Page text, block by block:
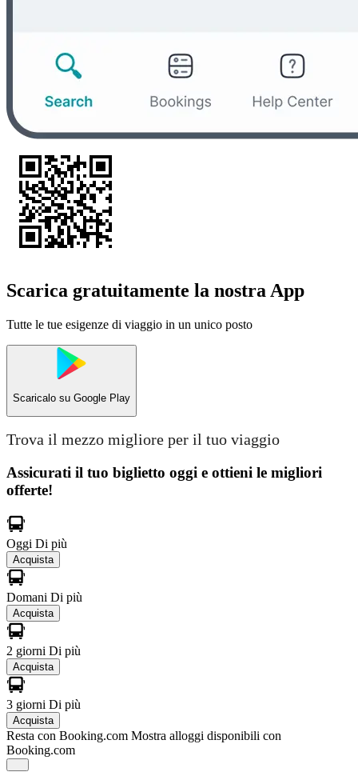
Scarica gratuitamente la nostra App
Tutte le tue esigenze di viaggio in un unico posto
Scaricalo su Google Play
Trova il mezzo migliore per il tuo viaggio
Assicurati il ​​tuo biglietto oggi e ottieni le migliori
offerte!
Oggi Di più
Acquista
Domani Di più
Acquista
2 giorni Di più
Acquista
3 giorni Di più
Acquista
Resta con Booking.com Mostra alloggi disponibili con
Booking.com